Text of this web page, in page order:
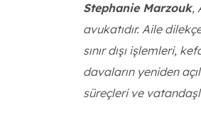
Stephanie Marzouk,
avukatıdır. Aile
sınır dışı işlemleri,
davaların yeniden
süreçleri ve